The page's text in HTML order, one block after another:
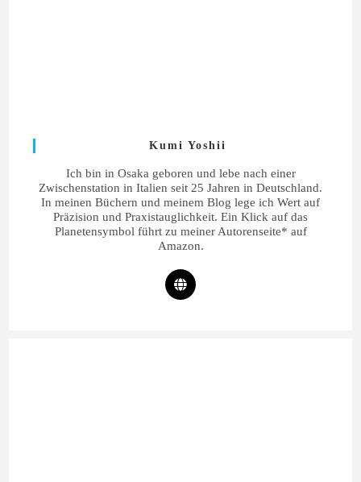
Kumi Yoshii
Ich bin in Osaka geboren und lebe nach einer
Zwischenstation in Italien seit 25 Jahren in Deutschland.
In meinen Büchern und meinem Blog lege ich Wert auf
Präzision und Praxistauglichkeit. Ein Klick auf das
Planetensymbol führt zu meiner Autorenseite* auf
Amazon.